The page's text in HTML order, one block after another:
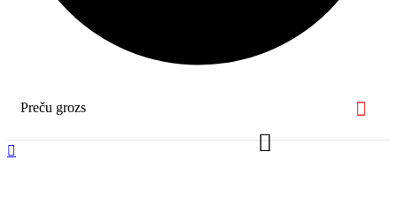

Preču grozs
